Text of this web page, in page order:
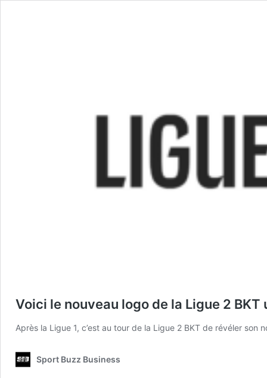
Voici le nouveau logo de la Ligue 2
Après la Ligue 1, c’est au tour de la Ligue 2 BKT de révéler son
Sport Buzz Business